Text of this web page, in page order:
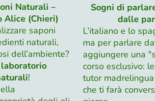
Naturali –
Alice (Chieri)
saponi
naturali,
dell’ambiente?
laboratorio
!
Sogni di
dalle
L’italiano e lo
ma per parlare
aggiungere una
corso esclusivo:
tutor
che ti farà